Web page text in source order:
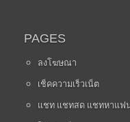
PAGES
ลงโฆษณา
เช็คความเร็วเน็ต
แชท แชทสด แชทหาแฟ